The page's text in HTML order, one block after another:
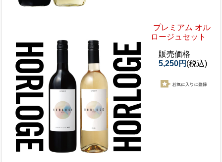
プレミアム オル
ロージュセット
販売価格
5,250円 (税込)